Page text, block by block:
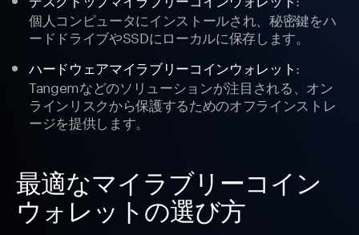
個人コンピュータにインストールされ、秘密鍵をハ
ードドライブやSSDにローカルに保存します。
ハードウェアマイラブリーコインウォレット :
Tangemなどのソリューションが注目される、オン
ラインリスクから保護するためのオフラインストレ
ージを提供します。
最適なマイラブリーコイン
ウォレットの選び方